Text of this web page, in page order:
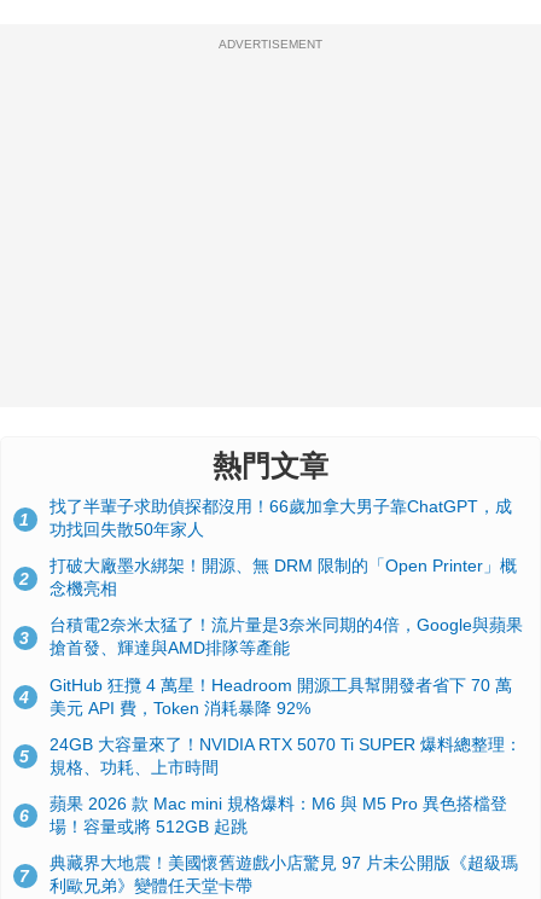
ADVERTISEMENT
熱門文章
1
找了半輩子求助偵探都沒用！66歲加拿大男子靠ChatGPT，成
功找回失散50年家人
2
打破大廠墨水綁架！開源、無 DRM 限制的「Open Printer」概
念機亮相
3
台積電2奈米太猛了！流片量是3奈米同期的4倍，Google與蘋果
搶首發、輝達與AMD排隊等產能
4
GitHub 狂攬 4 萬星！Headroom 開源工具幫開發者省下 70 萬
美元 API 費，Token 消耗暴降 92%
5
24GB 大容量來了！NVIDIA RTX 5070 Ti SUPER 爆料總整理：
規格、功耗、上市時間
6
蘋果 2026 款 Mac mini 規格爆料：M6 與 M5 Pro 異色搭檔登
場！容量或將 512GB 起跳
7
典藏界大地震！美國懷舊遊戲小店驚見 97 片未公開版《超級瑪
利歐兄弟》變體任天堂卡帶